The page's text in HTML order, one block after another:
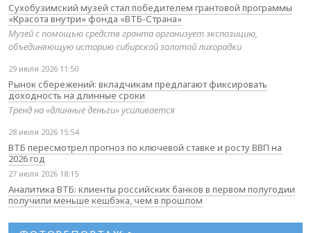
Сухобузимский музей стал победителем грантовой программы
«Красота внутри» фонда «ВТБ-Страна»
Музей с помощью средств гранта организует экспозицию,
объединяющую историю сибирской золотой лихорадки
29 июля 2026 11:50
Рынок сбережений: вкладчикам предлагают фиксировать
доходность на длинные сроки
Тренд на «длинные деньги» усиливается
28 июля 2026 15:54
ВТБ пересмотрел прогноз по ключевой ставке и росту ВВП на
2026 год
27 июля 2026 18:15
Аналитика ВТБ: клиенты российских банков в первом полугодии
получили меньше кешбэка, чем в прошлом